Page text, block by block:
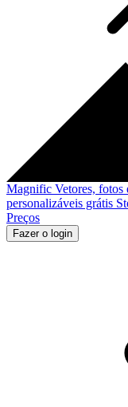
Magnific Vetores, fotos
personalizáveis grátis
Preços
Fazer o login